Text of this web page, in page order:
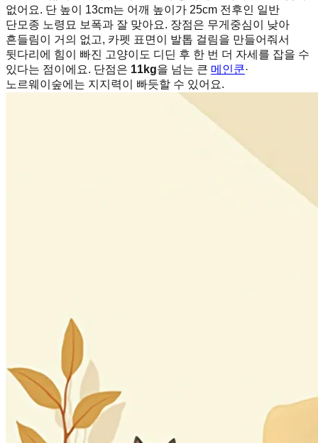
없어요. 단 높이 13cm는 어깨 높이가 25cm 전후인 일반
단모종 노령묘 보폭과 잘 맞아요. 장점은 무게중심이 낮아
흔들림이 거의 없고, 카펫 표면이 발톱 걸림을 만들어줘서
뒷다리에 힘이 빠진 고양이도 디딘 후 한 번 더 자세를 잡을 수
있다는 점이에요. 단점은 11kg을 넘는 큰 메인쿤·
노르웨이숲에는 지지력이 빠듯할 수 있어요.